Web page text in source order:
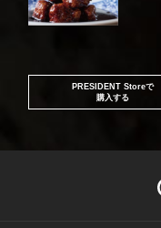
PRESIDENT Storeで
購入する